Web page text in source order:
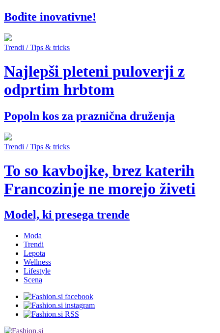
Bodite inovativne!
Trendi / Tips & tricks
Najlepši pleteni puloverji z
odprtim hrbtom
Popoln kos za praznična druženja
Trendi / Tips & tricks
To so kavbojke, brez katerih
Francozinje ne morejo živeti
Model, ki presega trende
Moda
Trendi
Lepota
Wellness
Lifestyle
Scena